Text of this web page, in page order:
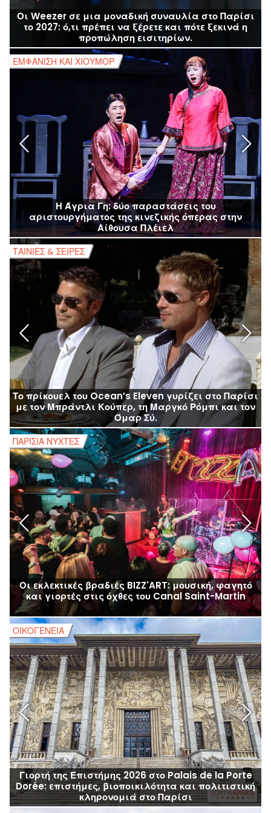
Οι Weezer σε μια μοναδική συναυλία στο Παρίσι
το 2027: ό,τι πρέπει να ξέρετε και πότε ξεκινά η
προπώληση εισιτηρίων.
Η Άγρια Γη: δύο παραστάσεις του
αριστουργήματος της κινεζικής όπερας στην
Αίθουσα Πλέιελ
ΕΜΦΆΝΙΣΗ ΚΑΙ ΧΙΟΎΜΟΡ
Το πρίκουελ του Ocean’s Eleven γυρίζει στο Παρίσι
με τον Μπράντλι Κούπερ, τη Μαργκό Ρόμπι και τον
Όμαρ Σύ.
ΤΑΙΝΊΕΣ & ΣΕΙΡΈΣ
Οι εκλεκτικές βραδιές BIZZ'ART: μουσική, φαγητό
και γιορτές στις όχθες του Canal Saint-Martin
ΠΑΡΙΣΙΆ ΝΎΧΤΕΣ
Γιορτή της Επιστήμης 2026 στο Palais de la Porte
Dorée: επιστήμες, βιοποικιλότητα και πολιτιστική
κληρονομιά στο Παρίσι
ΟΙΚΟΓΈΝΕΙΑ